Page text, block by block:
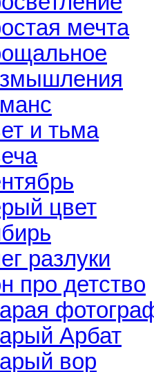
мечта
и тьма
цвет
разлуки
про детство
Арбат
вор